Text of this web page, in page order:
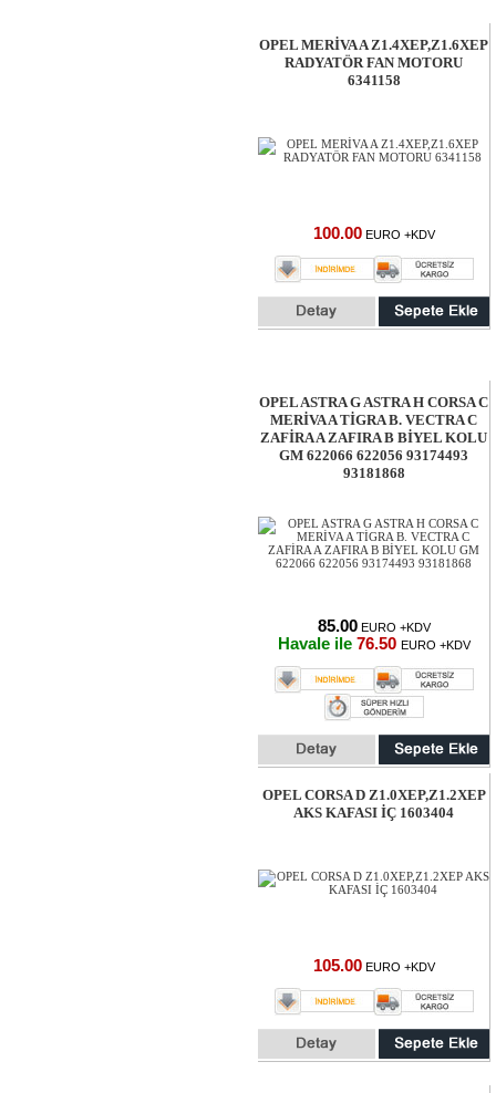
OPEL MERİVA A Z1.4XEP,Z1.6XEP
RADYATÖR FAN MOTORU
6341158
100.00 EURO +KDV
OPEL ASTRA G ASTRA H CORSA C
MERİVA A TİGRA B. VECTRA C
ZAFİRA A ZAFIRA B BİYEL KOLU
GM 622066 622056 93174493
93181868
85.00 EURO +KDV
Havale ile 76.50 EURO +KDV
OPEL CORSA D Z1.0XEP,Z1.2XEP
AKS KAFASI İÇ 1603404
105.00 EURO +KDV